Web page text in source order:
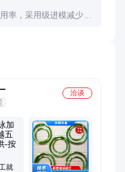
率，采用级进模减少工
洽谈
就